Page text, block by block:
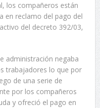
los compañeros están
en reclamo del pago del
del decreto 392/03,
administración negaba
trabajadores lo que por
de una serie de
por los compañeros
y ofreció el pago en